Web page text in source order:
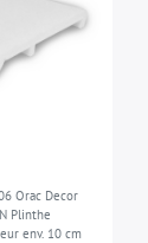
Orac Decor
Plinthe
env. 10 cm